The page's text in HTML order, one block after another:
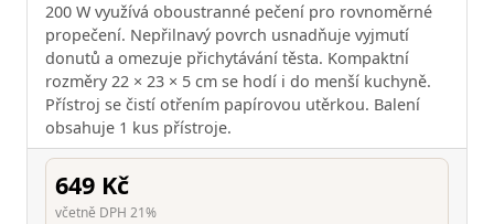
200 W využívá oboustranné pečení pro rovnoměrné
propečení. Nepřilnavý povrch usnadňuje vyjmutí
donutů a omezuje přichytávání těsta. Kompaktní
rozměry 22 × 23 × 5 cm se hodí i do menší kuchyně.
Přístroj se čistí otřením papírovou utěrkou. Balení
obsahuje 1 kus přístroje.
649 Kč
včetně DPH 21%